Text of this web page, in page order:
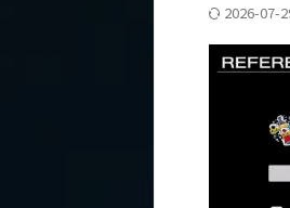
2026-07-